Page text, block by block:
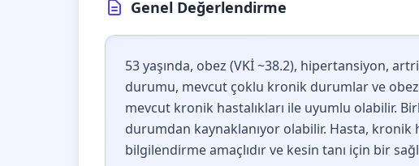
Genel Değerlendirme
53 yaşında, obez (VKİ ~38.2), hipertansiyon,
durumu, mevcut çoklu kronik durumlar ve
mevcut kronik hastalıkları ile uyumlu olabilir.
durumdan kaynaklanıyor olabilir. Hasta, kronik
bilgilendirme amaçlıdır ve kesin tanı için bir